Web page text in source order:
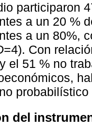
participaron
a un 20 %
a un 80%,
=4). Con
el 51 % no
del